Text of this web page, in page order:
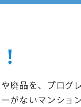
廃品を、プログ
がないマンショ